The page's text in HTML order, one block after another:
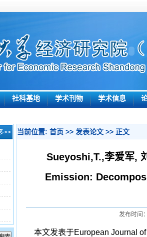
社科基地 学术刊物 学术信息
>> 当前位置: 首页 >> 发表论文 >> 正文
Sueyoshi,T.,李爱军,
Emission:
发布时间
本文发表于European Journal of